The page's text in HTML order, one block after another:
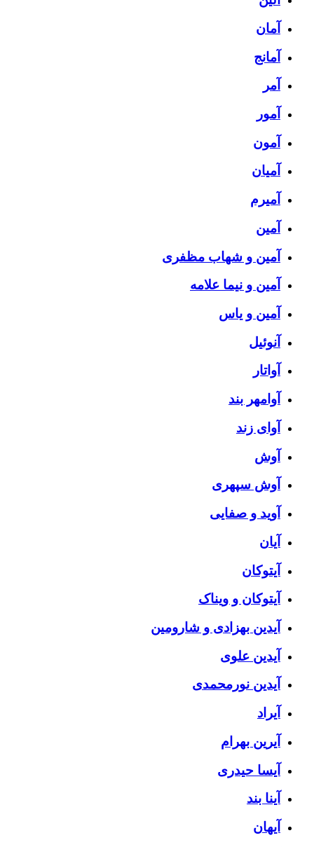
آمان
آمانج
آمر
آمور
آمون
آمیان
آمیرم
آمین
آمین و شهاب مظفری
آمین و نیما علامه
آمین و یاس
آنوئیل
آواتار
آوامهر بند
آوای زند
آوش
آوش سپهری
آوید و صفایی
آیان
آیتوکان
آیتوکان و ویناک
آیدین بهزادی و شارومین
آیدین علوی
آیدین نورمحمدی
آیراد
آیرین بهرام
آیسا حیدری
آینا بند
آیهان